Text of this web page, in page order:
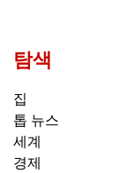
탐색
집
톱 뉴스
세계
경제